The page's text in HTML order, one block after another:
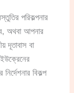
পরিকল্পনার
অথবা আপনার
দূতাবাস বা
ইউক্রেনের
বিকল্প